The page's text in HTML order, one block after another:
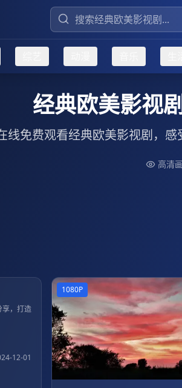
经典欧美影视
线免费观看经典欧美影视剧，
高清
享，打造
12-01
1080P